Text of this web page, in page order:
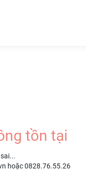
tồn tại
hoặc 0828.76.55.26